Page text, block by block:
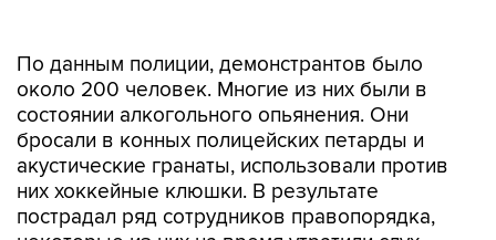
По данным полиции, демонстрантов было
около 200 человек. Многие из них были в
состоянии алкогольного опьянения. Они
бросали в конных полицейских петарды и
акустические гранаты, использовали против
них хоккейные клюшки. В результате
пострадал ряд сотрудников правопорядка,